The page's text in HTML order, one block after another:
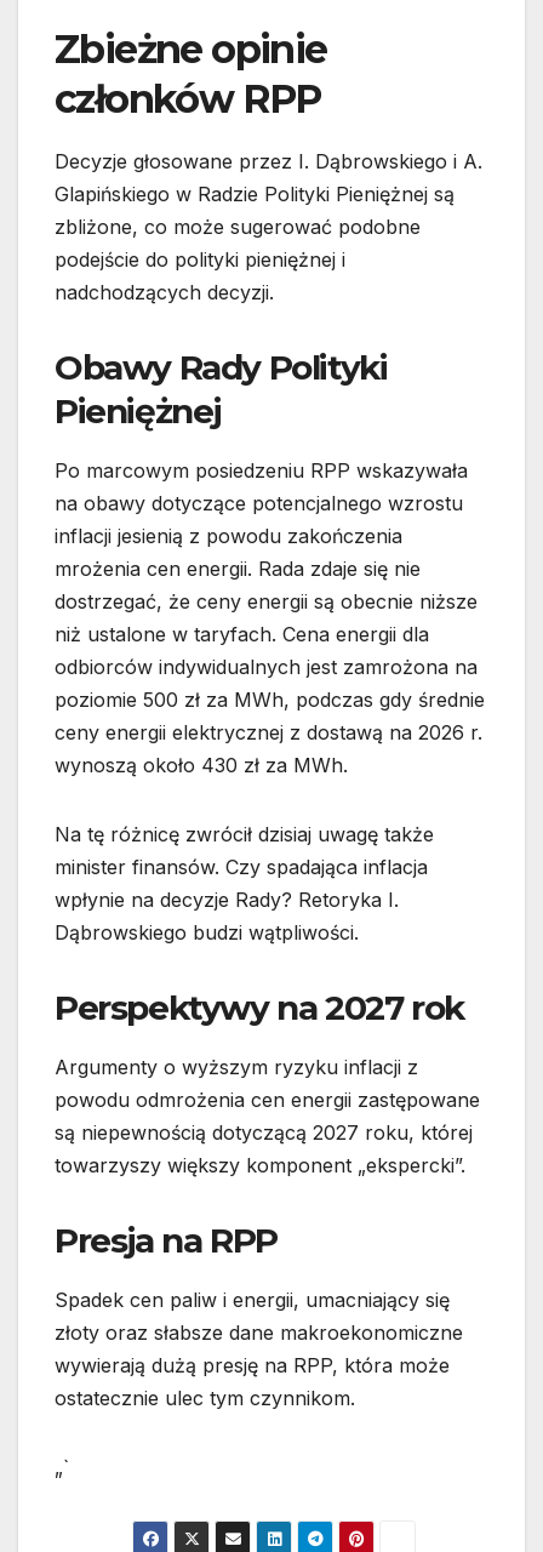
Zbieżne opinie
członków RPP
Decyzje głosowane przez I. Dąbrowskiego i A.
Glapińskiego w Radzie Polityki Pieniężnej są
zbliżone, co może sugerować podobne
podejście do polityki pieniężnej i
nadchodzących decyzji.
Obawy Rady Polityki
Pieniężnej
Po marcowym posiedzeniu RPP wskazywała
na obawy dotyczące potencjalnego wzrostu
inflacji jesienią z powodu zakończenia
mrożenia cen energii. Rada zdaje się nie
dostrzegać, że ceny energii są obecnie niższe
niż ustalone w taryfach. Cena energii dla
odbiorców indywidualnych jest zamrożona na
poziomie 500 zł za MWh, podczas gdy średnie
ceny energii elektrycznej z dostawą na 2026 r.
wynoszą około 430 zł za MWh.
Na tę różnicę zwrócił dzisiaj uwagę także
minister finansów. Czy spadająca inflacja
wpłynie na decyzje Rady? Retoryka I.
Dąbrowskiego budzi wątpliwości.
Perspektywy na 2027 rok
Argumenty o wyższym ryzyku inflacji z
powodu odmrożenia cen energii zastępowane
są niepewnością dotyczącą 2027 roku, której
towarzyszy większy komponent „ekspercki”.
Presja na RPP
Spadek cen paliw i energii, umacniający się
złoty oraz słabsze dane makroekonomiczne
wywierają dużą presję na RPP, która może
ostatecznie ulec tym czynnikom.
„`